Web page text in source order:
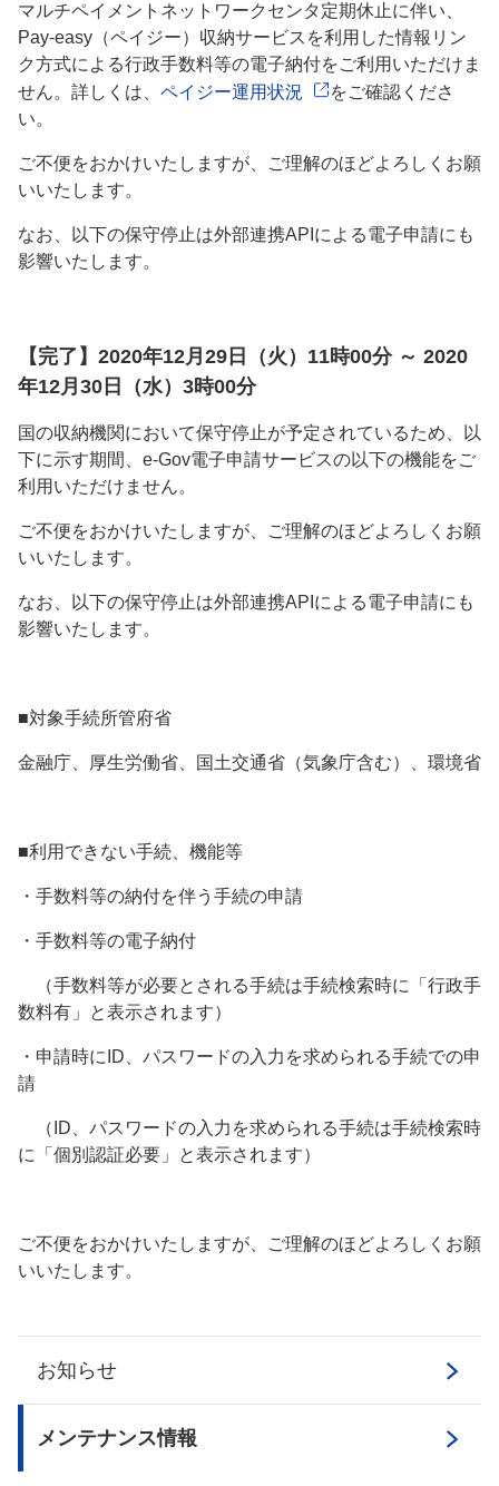
マルチペイメントネットワークセンタ定期休止に伴い、
Pay-easy（ペイジー）収納サービスを利用した情報リン
ク方式による行政手数料等の電子納付をご利用いただけま
せん。詳しくは、 ペイジー運用状況
をご確認くださ
い。
ご不便をおかけいたしますが、ご理解のほどよろしくお願
いいたします。
なお、以下の保守停止は外部連携APIによる電子申請にも
影響いたします。
【完了】2020年12月29日（火）11時00分 ～ 2020
年12月30日（水）3時00分
国の収納機関において保守停止が予定されているため、以
下に示す期間、e-Gov電子申請サービスの以下の機能をご
利用いただけません。
ご不便をおかけいたしますが、ご理解のほどよろしくお願
いいたします。
なお、以下の保守停止は外部連携APIによる電子申請にも
影響いたします。
■対象手続所管府省
金融庁、厚生労働省、国土交通省（気象庁含む）、環境省
■利用できない手続、機能等
・手数料等の納付を伴う手続の申請
・手数料等の電子納付
（手数料等が必要とされる手続は手続検索時に「行政手
数料有」と表示されます）
・申請時にID、パスワードの入力を求められる手続での申
請
（ID、パスワードの入力を求められる手続は手続検索時
に「個別認証必要」と表示されます）
ご不便をおかけいたしますが、ご理解のほどよろしくお願
いいたします。
お知らせ
メンテナンス情報